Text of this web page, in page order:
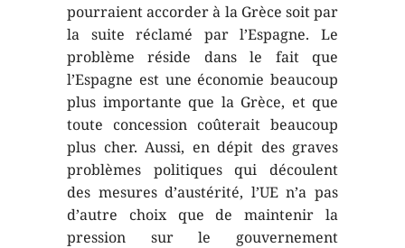
pourraient accorder à la Grèce soit par
la suite réclamé par l’Espagne. Le
problème réside dans le fait que
l’Espagne est une économie beaucoup
plus importante que la Grèce, et que
toute concession coûterait beaucoup
plus cher. Aussi, en dépit des graves
problèmes politiques qui découlent
des mesures d’austérité, l’UE n’a pas
d’autre choix que de maintenir la
pression sur le gouvernement